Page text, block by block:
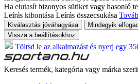
Ha elutasít bizonyos sütiket vagy hasonló
Leírás kibontása Leírás összecsukása
Kiválasztás jóváhagyása
Mindegyik
Vissza a beállításokhoz
Töltsd le az alkalmazást és nyerj egy
Keresés termék, kategória vagy márka